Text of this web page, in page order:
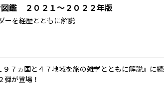
鑑 ２０２１～２０２２年版
ーを経歴とともに解説
７ヵ国と４７地域を旅の雑学とともに解説』に
弾が登場！